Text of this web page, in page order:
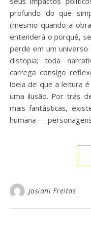
profundo do que
(mesmo quando a
entenderá o porquê,
perde em um universo
distopia; toda
carrega consigo
ideia de que a leitura
uma ilusão. Por trás
mais fantásticas,
humana —
Josiani Freitas